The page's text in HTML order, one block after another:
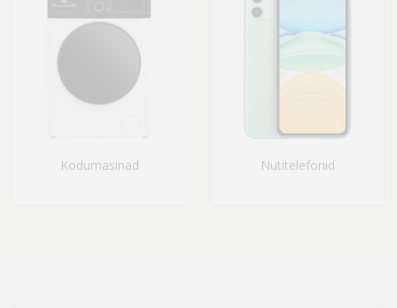
Kodumasinad Nutitelefonid